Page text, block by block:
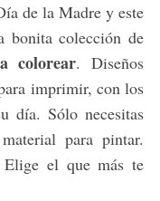
de la Madre y este
bonita colección de
colorear. Diseños
imprimir, con los
día. Sólo necesitas
para pintar.
Elige el que más te